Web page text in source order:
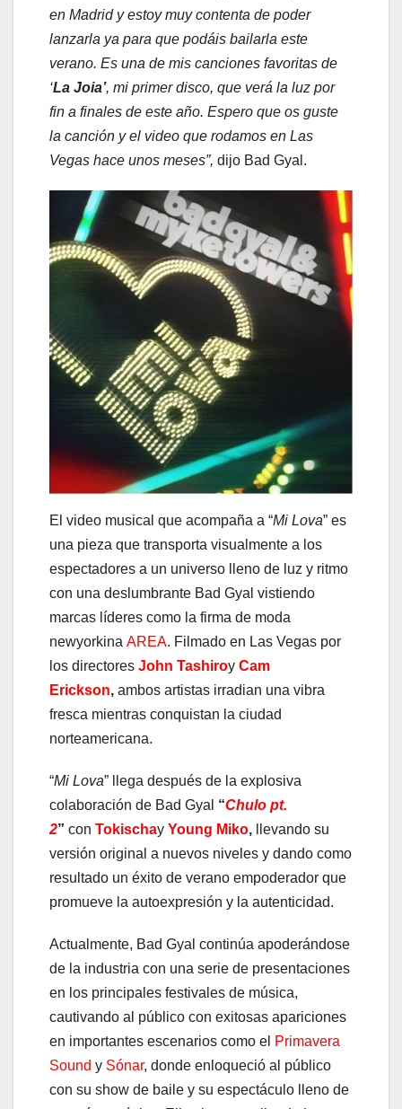
en Madrid y estoy muy contenta de poder
lanzarla ya para que podáis bailarla este
verano. Es una de mis canciones favoritas de
‘La Joia’, mi primer disco, que verá la luz por
fin a finales de este año. Espero que os guste
la canción y el video que rodamos en Las
Vegas hace unos meses”, dijo Bad Gyal.
El video musical que acompaña a “Mi Lova” es
una pieza que transporta visualmente a los
espectadores a un universo lleno de luz y ritmo
con una deslumbrante Bad Gyal vistiendo
marcas líderes como la firma de moda
newyorkina AREA. Filmado en Las Vegas por
los directores John Tashiroy Cam
Erickson, ambos artistas irradian una vibra
fresca mientras conquistan la ciudad
norteamericana.
“Mi Lova” llega después de la explosiva
colaboración de Bad Gyal “Chulo pt.
2” con Tokischay Young Miko,
llevando su
versión original a nuevos niveles y dando como
resultado un éxito de verano empoderador que
promueve la autoexpresión y la autenticidad.
Actualmente, Bad Gyal continúa apoderándose
de la industria con una serie de presentaciones
en los principales festivales de música,
cautivando al público con exitosas apariciones
en importantes escenarios como el Primavera
Sound y Sónar, donde enloqueció al público
con su show de baile y su espectáculo lleno de